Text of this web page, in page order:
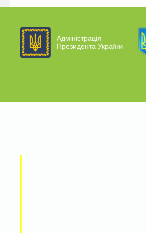
Адміністрація
Президента України